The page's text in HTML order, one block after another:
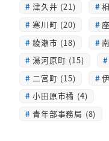
津久井 (21)
寒川町 (20)
綾瀬市 (18)
湯河原町 (15)
二宮町 (15)
小田原市橘 (4)
青年部事務局 (8)